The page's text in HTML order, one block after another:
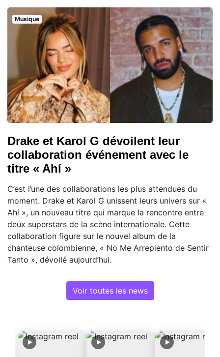
Musique
Drake et Karol G dévoilent leur
collaboration événement avec le
titre « Ahí »
C’est l’une des collaborations les plus attendues du
moment. Drake et Karol G unissent leurs univers sur «
Ahí », un nouveau titre qui marque la rencontre entre
deux superstars de la scène internationale. Cette
collaboration figure sur le nouvel album de la
chanteuse colombienne, « No Me Arrepiento de Sentir
Tanto », dévoilé aujourd’hui.
Voir toutes les news